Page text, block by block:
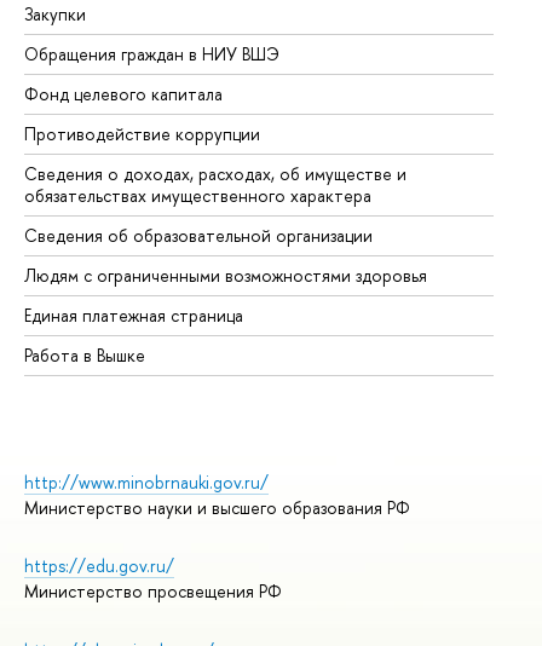
Закупки
Обращения граждан в НИУ ВШЭ
Фонд целевого капитала
Противодействие коррупции
Сведения о доходах, расходах, об имуществе и
обязательствах имущественного характера
Сведения об образовательной организации
Людям с ограниченными возможностями здоровья
Единая платежная страница
Работа в Вышке
http://www.minobrnauki.gov.ru/
Министерство науки и высшего образования РФ
https://edu.gov.ru/
Министерство просвещения РФ